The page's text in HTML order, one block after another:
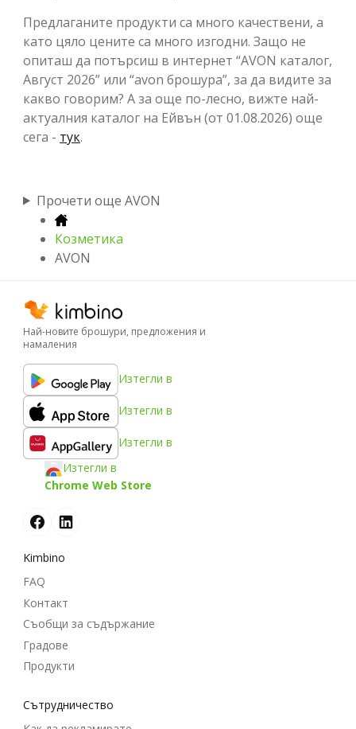
Предлаганите продукти са много качествени, а
като цяло цените са много изгодни. Защо не
опиташ да потърсиш в интернет “AVON каталог,
Август 2026” или “avon брошура”, за да видите за
какво говорим? А за още по-лесно, вижте най-
актуалния каталог на Ейвън (от 01.08.2026) още
сега - тук.
Прочети още AVON
Козметика
AVON
Най-новите брошури, предложения и
намаления
Изтегли в
Изтегли в
Изтегли в
Изтегли в
Chrome Web Store
Kimbino
FAQ
Контакт
Съобщи за съдържание
Градове
Продукти
Cътрудничество